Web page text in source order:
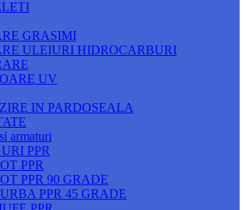
GRASIMI
ULEIURI HIDROCARBURI
UV
IN PARDOSEALA
armaturi
PPR
PPR
PPR 90 GRADE
PPR 45 GRADE